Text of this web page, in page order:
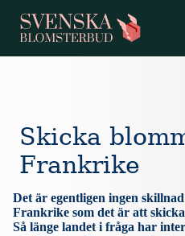
S
k
p
n
e
n
Skicka
Frankrike
Det är egentligen ingen
Frankrike som det är att
Så länge landet i fråga har